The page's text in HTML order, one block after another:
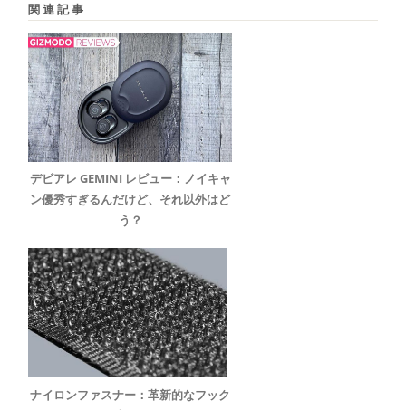
関連記事
デビアレ GEMINI レビュー：ノイキャ
ン優秀すぎるんだけど、それ以外はど
う？
ナイロンファスナー：革新的なフック